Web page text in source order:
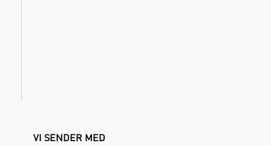
VI SENDER MED